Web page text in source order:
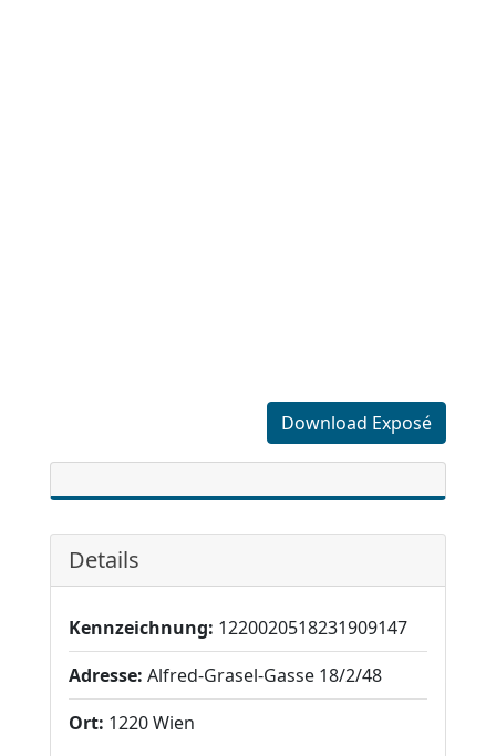
Download Exposé
Details
Kennzeichnung: 1220020518231909147
Adresse: Alfred-Grasel-Gasse 18/2/48
Ort: 1220 Wien